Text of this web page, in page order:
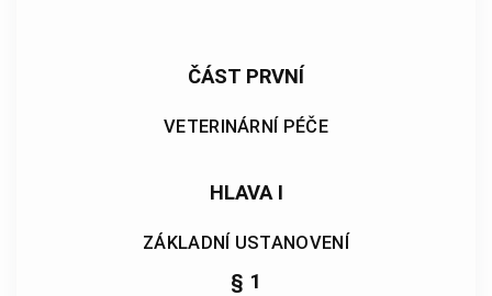
ČÁST PRVNÍ
VETERINÁRNÍ PÉČE
HLAVA I
ZÁKLADNÍ USTANOVENÍ
§ 1